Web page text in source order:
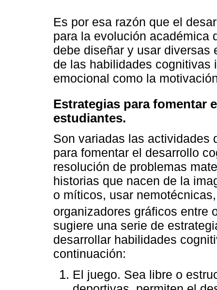
Es por esa razón que el
para la evolución académica
debe diseñar y usar diversas
de las habilidades cognitivas
emocional como la
Estrategias para fomentar
estudiantes.
Son variadas las actividades
para fomentar el desarrollo
resolución de problemas
historias que nacen de la
o míticos, usar
organizadores gráficos entre
sugiere una serie de
desarrollar habilidades
continuación:
El juego. Sea libre o